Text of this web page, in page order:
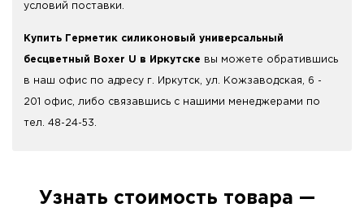
условий поставки.
Купить Герметик силиконовый универсальный
бесцветный Boxer U в Иркутске вы можете обратившись
в наш офис по адресу г. Иркутск, ул. Кожзаводская, 6 -
201 офис, либо связавшись с нашими менеджерами по
тел. 48-24-53.
Узнать стоимость товара —